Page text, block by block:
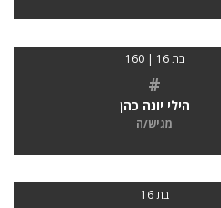
בת 16 | 160
#
הילי יונה כהן
מגיש/ה
בת 16